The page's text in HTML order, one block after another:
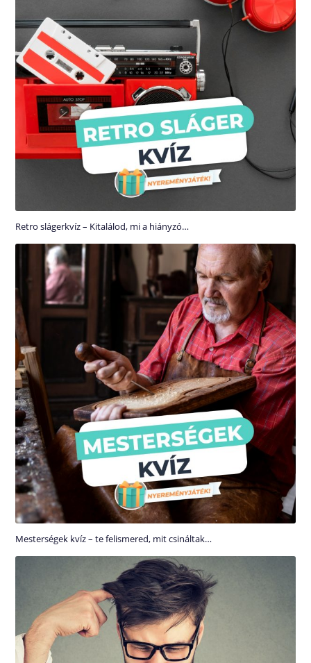
Retro slágerkvíz – Kitalálod, mi a hiányzó…
Mesterségek kvíz – te felismered, mit csináltak…